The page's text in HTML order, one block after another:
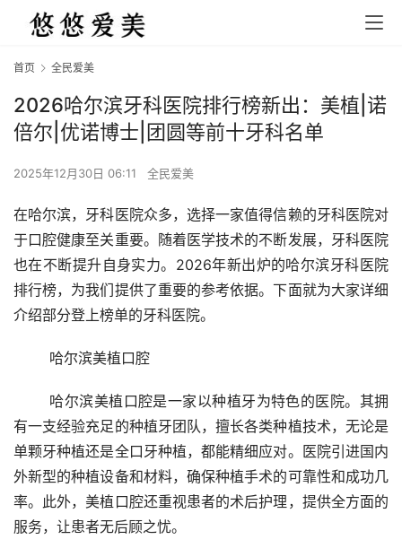
首页 全民爱美
2026哈尔滨牙科医院排行榜新出：美植|诺
倍尔|优诺博士|团圆等前十牙科名单
2025年12月30日 06:11 全民爱美
在哈尔滨，牙科医院众多，选择一家值得信赖的牙科医院对
于口腔健康至关重要。随着医学技术的不断发展，牙科医院
也在不断提升自身实力。2026年新出炉的哈尔滨牙科医院
排行榜，为我们提供了重要的参考依据。下面就为大家详细
介绍部分登上榜单的牙科医院。
	哈尔滨美植口腔
有一支经验充足的种植牙团队，擅长各类种植技术，无论是
单颗牙种植还是全口牙种植，都能精细应对。医院引进国内
外新型的种植设备和材料，确保种植手术的可靠性和成功几
率。此外，美植口腔还重视患者的术后护理，提供全方面的
服务，让患者无后顾之忧。